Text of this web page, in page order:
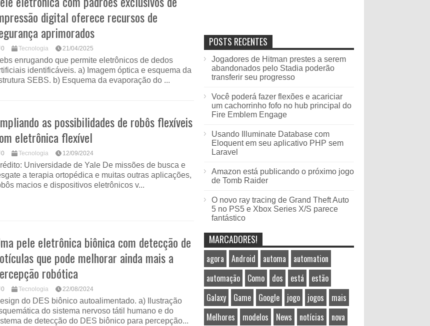
digital oferece recursos de
aprimorados
0 Tecnologia 21/04/2025
enrugando que permite eletrônicos de dedos
identificáveis. a) Imagem óptica e esquema da
SEBS. b) Esquema da evaporação do ...
as possibilidades de robôs flexíveis
eletrônica flexível
0 Tecnologia 12/09/2024
Universidade de Yale De missões de busca e
a terapia ortopédica e muitas outras aplicações,
macios e dispositivos eletrônicos v...
pele eletrônica biônica com detecção de
que pode melhorar ainda mais a
robótica
0 Tecnologia 22/08/2024
do DES biônico autoalimentado. a) Ilustração
do sistema nervoso tátil humano e do
de detecção do DES biônico para percepção...
POSTS RECENTES
Jogadores de Hitman prestes a serem
abandonados pelo Stadia poderão
transferir seu progresso
Você poderá fazer flexões e acariciar
um cachorrinho fofo no hub principal do
Fire Emblem Engage
Usando Illuminate Database com
Eloquent em seu aplicativo PHP sem
Laravel
Amazon está publicando o próximo jogo
de Tomb Raider
O novo ray tracing de Grand Theft Auto
5 no PS5 e Xbox Series X/S parece
fantástico
MARCADORES!
agora Android automa
automation
automação
Como dos está
estão
Galaxy
Game Google jogo jogos
mais
Melhores
modelos News notícias
nova